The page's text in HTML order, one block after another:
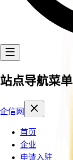
站点导航菜单
企信网
首页
企业
申请入驻